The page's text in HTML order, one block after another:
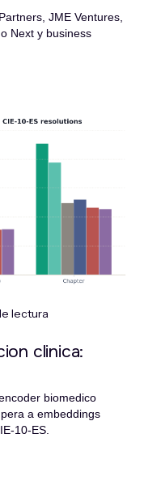
JME Ventures,
Next y business
lectura
clinica:
biomedico
a embeddings
10-ES.